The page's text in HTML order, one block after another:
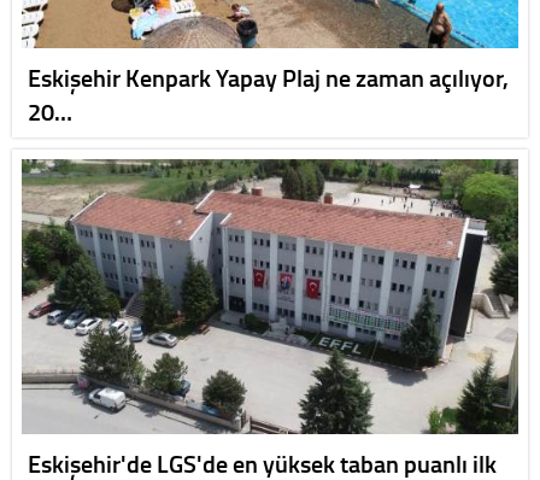
Eskişehir Kenpark Yapay Plaj ne zaman açılıyor,
20…
Eskişehir'de LGS'de en yüksek taban puanlı ilk